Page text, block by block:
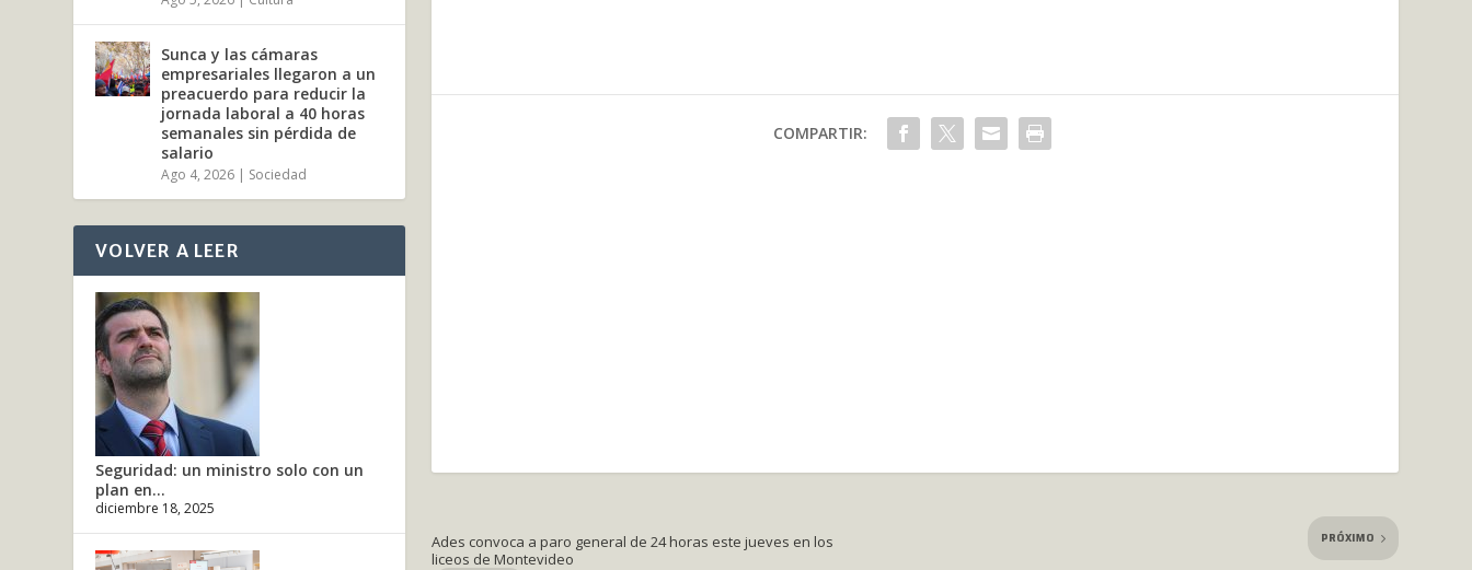
COMPARTIR:
Ades convoca a paro general de 24 horas este jueves en los
liceos de Montevideo
PRÓXIMO
Sunca y las cámaras
empresariales llegaron a un
preacuerdo para reducir la
jornada laboral a 40 horas
semanales sin pérdida de
salario
Ago 4, 2026 | Sociedad
VOLVER A LEER
Seguridad: un ministro solo con un
plan en...
diciembre 18, 2025